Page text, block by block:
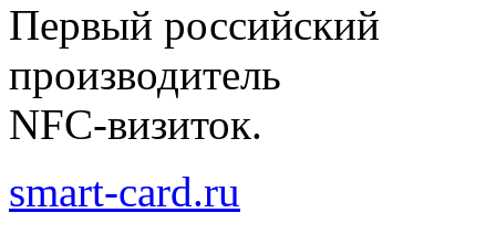
Первый российский
производитель
NFC-визиток.
smart-card.ru